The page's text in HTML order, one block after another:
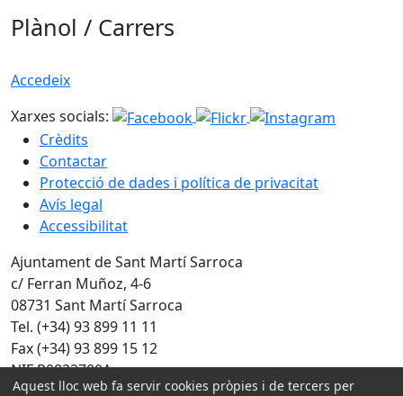
Plànol / Carrers
Accedeix
Xarxes socials:
Crèdits
Contactar
Protecció de dades i política de privacitat
Avís legal
Accessibilitat
Ajuntament de Sant Martí Sarroca
c/ Ferran Muñoz, 4-6
08731 Sant Martí Sarroca
Tel. (+34) 93 899 11 11
Fax (+34) 93 899 15 12
NIF P0822700A
Aquest lloc web fa servir cookies pròpies i de tercers per